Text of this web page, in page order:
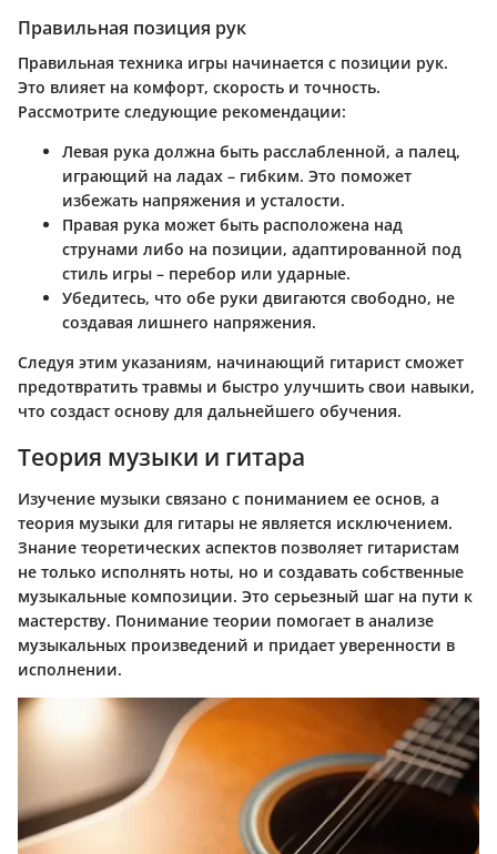
Правильная позиция рук
Правильная техника игры начинается с позиции рук.
Это влияет на комфорт, скорость и точность.
Рассмотрите следующие рекомендации:
Левая рука должна быть расслабленной, а палец,
играющий на ладах – гибким. Это поможет
избежать напряжения и усталости.
Правая рука может быть расположена над
струнами либо на позиции, адаптированной под
стиль игры – перебор или ударные.
Убедитесь, что обе руки двигаются свободно, не
создавая лишнего напряжения.
Следуя этим указаниям, начинающий гитарист сможет
предотвратить травмы и быстро улучшить свои навыки,
что создаст основу для дальнейшего обучения.
Теория музыки и гитара
Изучение музыки связано с пониманием ее основ, а
теория музыки для гитары не является исключением.
Знание теоретических аспектов позволяет гитаристам
не только исполнять ноты, но и создавать собственные
музыкальные композиции. Это серьезный шаг на пути к
мастерству. Понимание теории помогает в анализе
музыкальных произведений и придает уверенности в
исполнении.